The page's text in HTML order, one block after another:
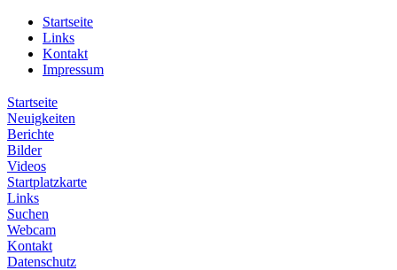
Startseite
Links
Kontakt
Impressum
Startseite
Neuigkeiten
Berichte
Bilder
Videos
Startplatzkarte
Links
Suchen
Webcam
Kontakt
Datenschutz